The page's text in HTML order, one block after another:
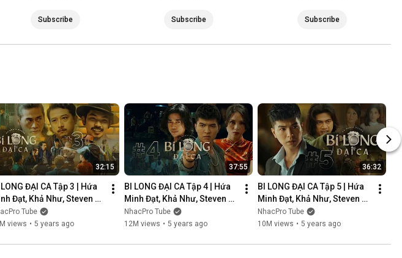
Subscribe Subscribe Subscribe
32:15
LONG ĐẠI CA Tập 3 | Hứa
Đạt, Khả Như, Steven
Lợi Trần |
Yang Hồ 2021
Tube
views • 5 years ago
37:55
BI LONG ĐẠI CA Tập 4 | Hứa
Minh Đạt, Khả Như, Steven
Nguyễn, Lợi Trần |
Webdrama Yang Hồ 2021
NhacPro Tube
12M views • 5 years ago
36:32
BI LONG ĐẠI CA Tập 5 | Hứa
Minh Đạt, Khả Như, Steven
Nguyễn, Lợi Trần |
Webdrama Yang Hồ 2021
NhacPro Tube
10M views • 5 years ago